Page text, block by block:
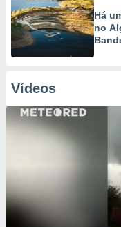
Há
no
Vídeos